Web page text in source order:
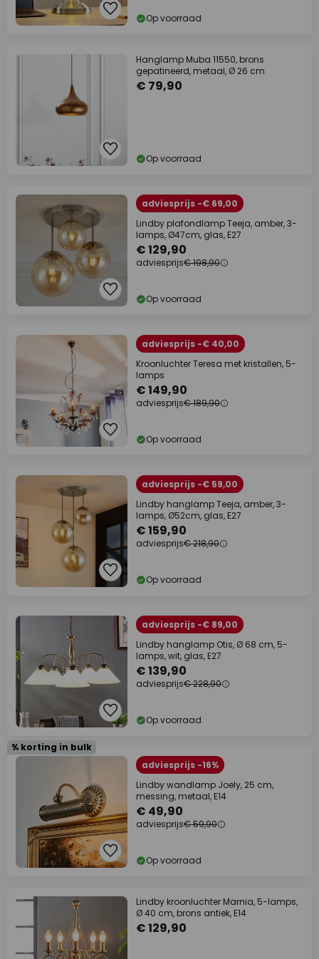
Op voorraad
Hanglamp Muba 11550, brons
gepatineerd, metaal, Ø 26 cm
€ 79,90
Op voorraad
adviesprijs -€ 69,00
Lindby plafondlamp Teeja, amber, 3-
lamps, Ø47cm, glas, E27
€ 129,90
adviesprijs€ 198,90
Op voorraad
adviesprijs -€ 40,00
Kroonluchter Teresa met kristallen, 5-
lamps
€ 149,90
adviesprijs€ 189,90
Op voorraad
adviesprijs -€ 59,00
Lindby hanglamp Teeja, amber, 3-
lamps, Ø52cm, glas, E27
€ 159,90
adviesprijs€ 218,90
Op voorraad
adviesprijs -€ 89,00
Lindby hanglamp Otis, Ø 68 cm, 5-
lamps, wit, glas, E27
€ 139,90
adviesprijs€ 228,90
Op voorraad
% korting in bulk
adviesprijs -16%
Lindby wandlamp Joely, 25 cm,
messing, metaal, E14
€ 49,90
adviesprijs€ 59,90
Op voorraad
Lindby kroonluchter Marnia, 5-lamps,
Ø 40 cm, brons antiek, E14
€ 129,90